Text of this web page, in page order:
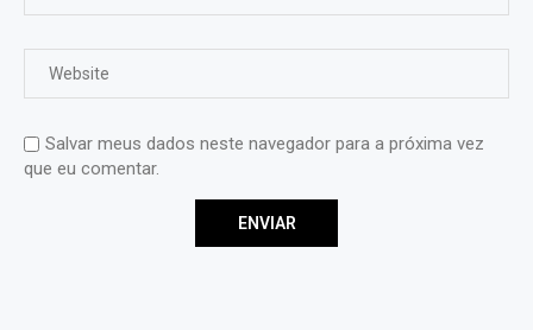
Salvar meus dados neste navegador para a próxima vez
que eu comentar.